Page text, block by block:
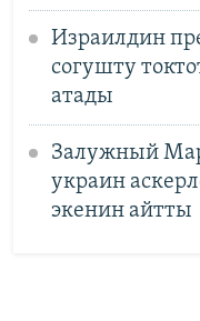
Израилдин
согушту
атады
Залужный
украин
экенин айтты